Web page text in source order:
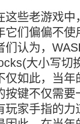
这些老游戏
们偏偏不使
们认为，
大小写切
仅如此，当
键不仅需要
家手指的